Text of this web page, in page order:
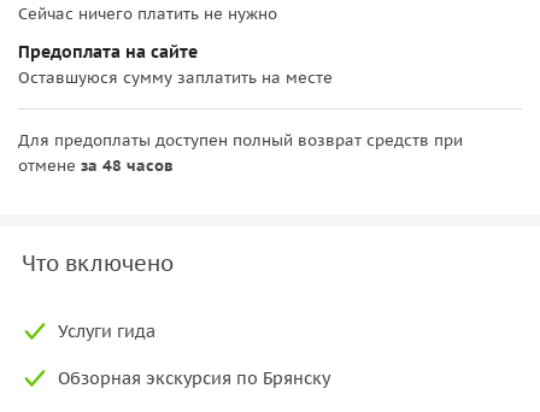
Сейчас ничего платить не нужно
Предоплата на сайте
Оставшуюся сумму заплатить на месте
Для предоплаты доступен полный возврат средств при
отмене за 48 часов
Что включено
Услуги гида
Обзорная экскурсия по Брянску